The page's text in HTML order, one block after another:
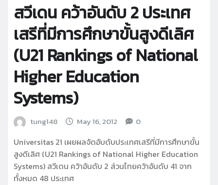
สวีเดน คว้าอันดับ 2 ประเทศ
เสรีที่มีการศึกษาขั้นสูงดีเลิศ
(U21 Rankings of National
Higher Education
Systems)
tung148 May 16, 2012 0
Universitas 21 เผยผลจัดอับดับประเทศเสรีที่มีการศึกษาขั้น
สูงดีเลิศ (U21 Rankings of National Higher Education
Systems) สวีเดน คว้าอันดับ 2 ส่วนไทยคว้าอันดับ 41 จาก
ทั้งหมด 48 ประเทศ